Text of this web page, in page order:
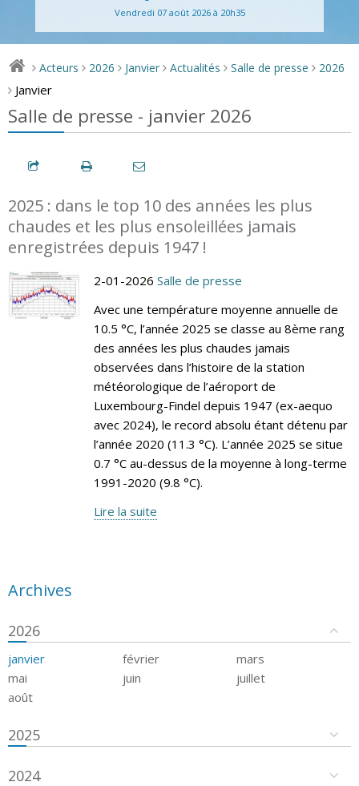
Vendredi 07 août 2026 à 20h35
> Acteurs > 2026 > Janvier > Actualités > Salle de presse > 2026
> Janvier
Salle de presse - janvier 2026
2025 : dans le top 10 des années les plus
chaudes et les plus ensoleillées jamais
enregistrées depuis 1947 !
2-01-2026 Salle de presse
Avec une température moyenne annuelle de
10.5 °C, l’année 2025 se classe au 8ème rang
des années les plus chaudes jamais
observées dans l’histoire de la station
météorologique de l’aéroport de
Luxembourg-Findel depuis 1947 (ex-aequo
avec 2024), le record absolu étant détenu par
l’année 2020 (11.3 °C). L’année 2025 se situe
0.7 °C au-dessus de la moyenne à long-terme
1991-2020 (9.8 °C).
Lire la suite
Archives
2026
janvier février
mars
mai
juin
juillet
août
2025
2024